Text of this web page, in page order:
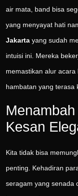
air mata, band bisa
yang menyayat hati
Jakarta yang sudah
intuisi ini. Mereka
memastikan alur
hambatan yang terasa
Kesan
Kita tidak bisa
penting. Kehadiran
seragam yang senada